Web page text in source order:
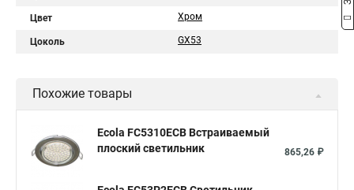
Цвет Хром
Цоколь GX53
Похожие товары
Ecola FC5310ECB Встраиваемый
плоский светильник
865,26 ₽